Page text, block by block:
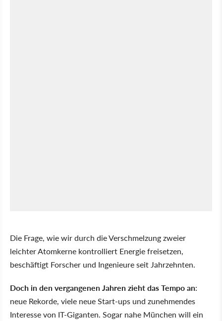
Die Frage, wie wir durch die Verschmelzung zweier
leichter Atomkerne kontrolliert Energie freisetzen,
beschäftigt Forscher und Ingenieure seit Jahrzehnten.
Doch in den vergangenen Jahren zieht das Tempo an:
neue Rekorde, viele neue Start-ups und zunehmendes
Interesse von IT-Giganten. Sogar nahe München will ein